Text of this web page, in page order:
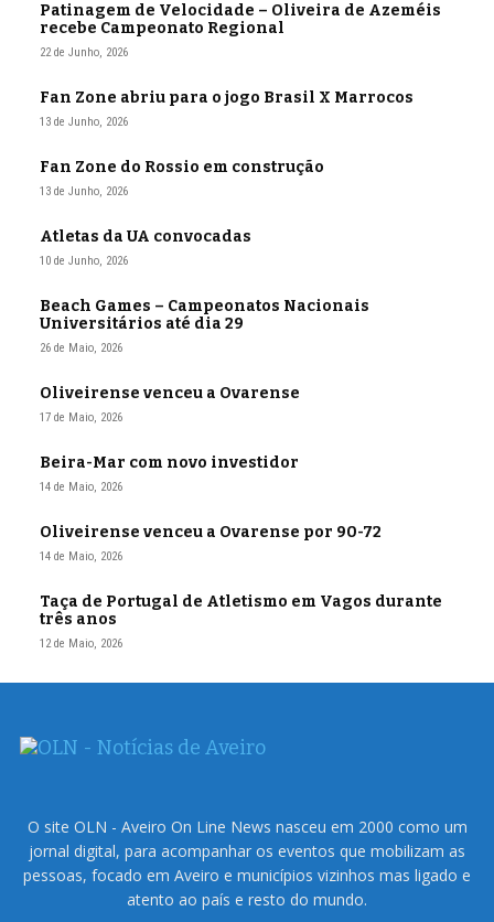
Patinagem de Velocidade – Oliveira de Azeméis
recebe Campeonato Regional
22 de Junho, 2026
Fan Zone abriu para o jogo Brasil X Marrocos
13 de Junho, 2026
Fan Zone do Rossio em construção
13 de Junho, 2026
Atletas da UA convocadas
10 de Junho, 2026
Beach Games – Campeonatos Nacionais
Universitários até dia 29
26 de Maio, 2026
Oliveirense venceu a Ovarense
17 de Maio, 2026
Beira-Mar com novo investidor
14 de Maio, 2026
Oliveirense venceu a Ovarense por 90-72
14 de Maio, 2026
Taça de Portugal de Atletismo em Vagos durante
três anos
12 de Maio, 2026
O site OLN - Aveiro On Line News nasceu em 2000 como um
jornal digital, para acompanhar os eventos que mobilizam as
pessoas, focado em Aveiro e municípios vizinhos mas ligado e
atento ao país e resto do mundo.